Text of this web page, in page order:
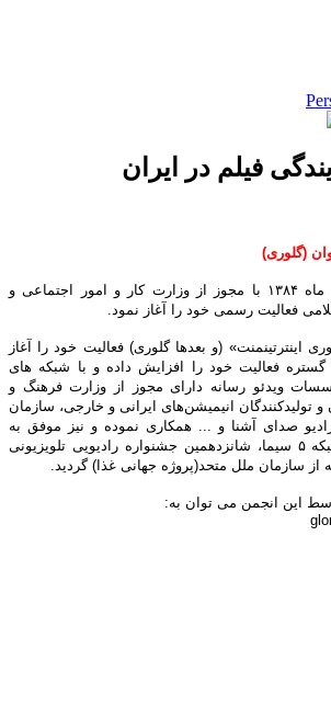
فیلم در ایران
(گلوری)
این انجمن در ششم دی ماه ۱۳۸۴ با مجوز از وزارت کار و امور اجتماعی و
فعالیت رسمی خود را آغاز نمود.
اینترتینمنت» (و بعدها گلوری) فعالیت خود را آغاز
فعالیت خود را افزایش داده و با شبکه های
ویدئو رسانه دارای مجوز از وزارت فرهنگ و
و تولیدکنندگان انیمیشن‌های ایرانی و خارجی،‌ سازمان
صدای آشنا و ... همکاری نموده و نیز موفق به
دریافت لوح سپاس از شبکه ۵ سیما، شانزدهمین جشنواره رادیویی تلویزیونی
از سازمان ملل متحد(پروژه جهانی غذا) گردید.
این انجمن می توان به: